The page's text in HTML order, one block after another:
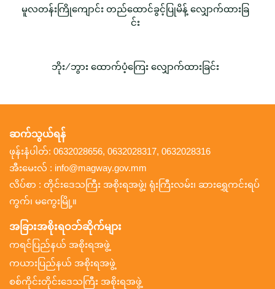
မူလတန်းကြိုကျောင်း တည်ထောင်ခွင့်ပြုမိန့် လျှောက်ထားခြ
င်း
ဘိုး/ဘွား ထောက်ပံ့ကြေး လျှောက်ထားခြင်း
ဆက်သွယ်ရန်
ဖုန်းနံပါတ်: 0632028656, 0632028317, 0632028316
အီးမေးလ် : info@magway.gov.mm
လိပ်စာ : တိုင်းဒေသကြီး အစိုးရအဖွဲ့၊ ရုံးကြီးလမ်း၊ ဆားရွှေကင်းရပ်
ကွက်၊ မကွေးမြို့။
အခြားအစိုးရဝဘ်ဆိုက်များ
ကရင်ပြည်နယ် အစိုးရအဖွဲ့
ကယားပြည်နယ် အစိုးရအဖွဲ့
စစ်ကိုင်းတိုင်းဒေသကြီး အစိုးရအဖွဲ့